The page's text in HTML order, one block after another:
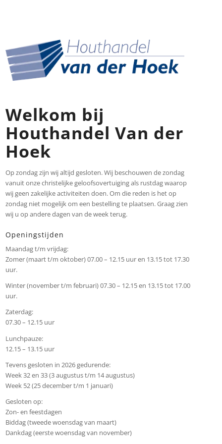
Welkom bij
Houthandel Van der
Hoek
Op zondag zijn wij altijd gesloten. Wij beschouwen de zondag
vanuit onze christelijke geloofsovertuiging als rustdag waarop
wij geen zakelijke activiteiten doen. Om die reden is het op
zondag niet mogelijk om een bestelling te plaatsen. Graag zien
wij u op andere dagen van de week terug.
Openingstijden
Maandag t/m vrijdag:
Zomer (maart t/m oktober) 07.00 – 12.15 uur en 13.15 tot 17.30
uur.
Winter (november t/m februari) 07.30 – 12.15 en 13.15 tot 17.00
uur.
Zaterdag:
07.30 – 12.15 uur
Lunchpauze:
12.15 – 13.15 uur
Tevens gesloten in 2026 gedurende:
Week 32 en 33 (3 augustus t/m 14 augustus)
Week 52 (25 december t/m 1 januari)
Gesloten op:
Zon- en feestdagen
Biddag (tweede woensdag van maart)
Dankdag (eerste woensdag van november)